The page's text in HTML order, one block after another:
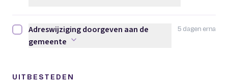
5 dagen erna
Adreswijziging doorgeven aan de gemeente afvinken
Adreswijziging doorgeven aan de
gemeente
UITBESTEDEN